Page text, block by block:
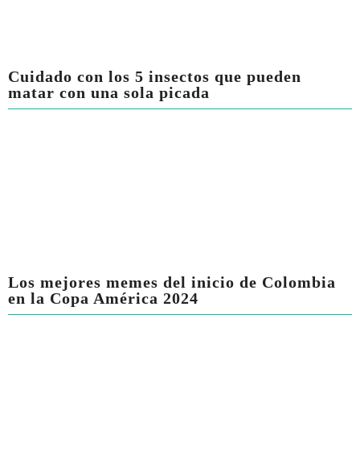
Cuidado con los 5 insectos que pueden
matar con una sola picada
Los mejores memes del inicio de Colombia
en la Copa América 2024